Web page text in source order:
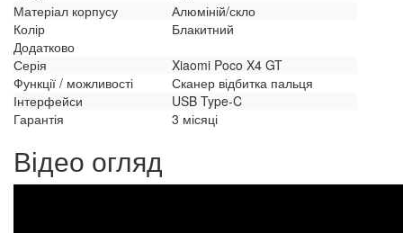
Матеріал корпусу
Алюміній/скло
Колір
Блакитний
Додатково
Серія
Xiaomi Poco X4 GT
Функції / можливості
Сканер відбитка пальця
Інтерфейси
USB Type-C
Гарантія
3 місяці
Відео огляд